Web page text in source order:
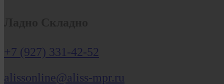
+7 (927) 331-42-52
alissonline@aliss-mpr.ru